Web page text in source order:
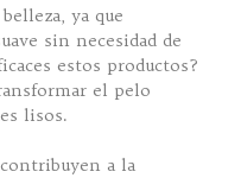
ya que
sin necesidad de
estos productos?
el pelo
lisos.
a la